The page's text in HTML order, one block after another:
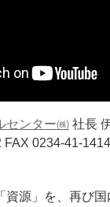
センター㈱ 社長
0234-41-1414
資源」を、再び